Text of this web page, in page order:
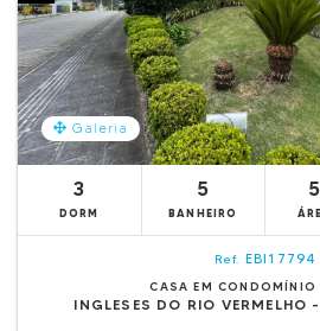
Galeria
3
DORM
5
BANHEIRO
Ref. EBI17794
CASA EM CONDOMÍNIO
INGLESES DO RIO VERMELHO